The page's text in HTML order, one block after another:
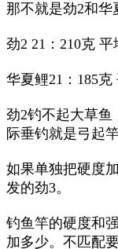
那不就是劲2和华
劲2 21：210克
华夏鲤21：185克
劲2钓不起大草鱼
际垂钓就是弓起
如果单独把硬度
发的劲3。
钓鱼竿的硬度和
加多少。不匹配